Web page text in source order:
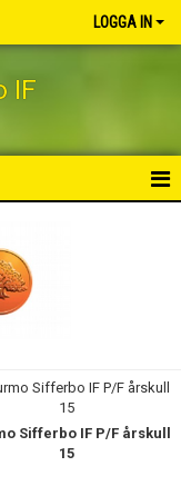
LOGGA IN
IF
Sifferbo IF P/F årskull
15